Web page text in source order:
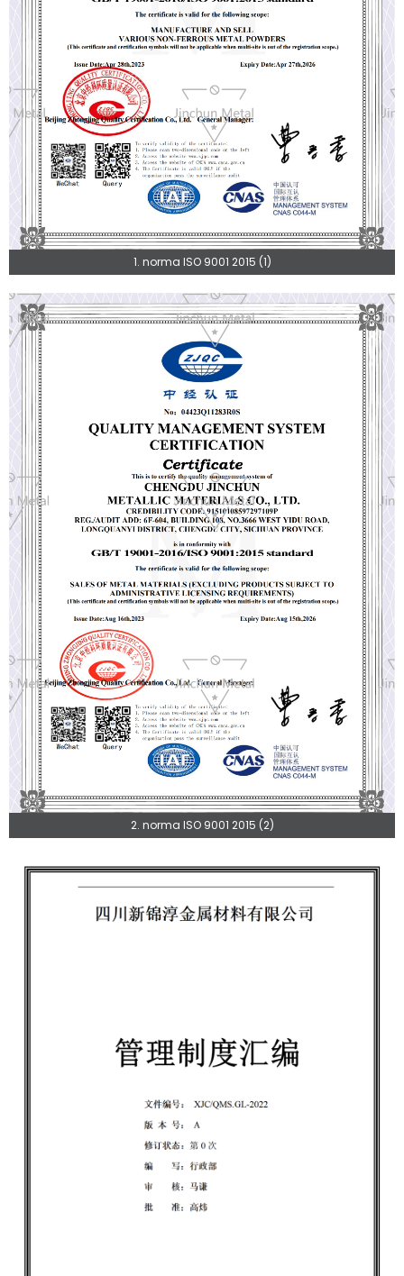
1. norma ISO 9001 2015 (1)
2. norma ISO 9001 2015 (2)